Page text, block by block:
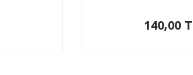
140,00